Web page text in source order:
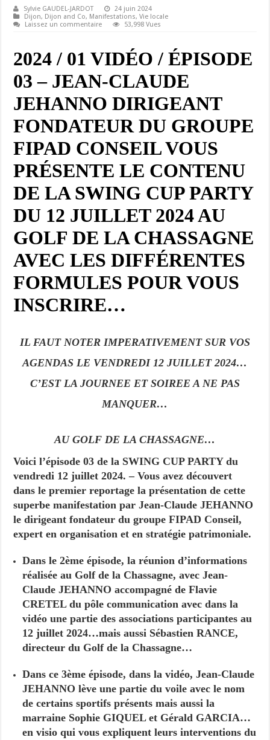
Sylvie GAUDEL-JARDOT
24 juin 2024
Dijon, Dijon and Co, Manifestations,Vie locale
Laissez un commentaire
53,998 Vues
2024 / 01 VIDÉO / ÉPISODE
03 – JEAN-CLAUDE
JEHANNO DIRIGEANT
FONDATEUR DU GROUPE
FIPAD CONSEIL VOUS
PRÉSENTE LE CONTENU
DE LA SWING CUP PARTY
DU 12 JUILLET 2024 AU
GOLF DE LA CHASSAGNE
AVEC LES DIFFÉRENTES
FORMULES POUR VOUS
INSCRIRE…
IL FAUT NOTER IMPERATIVEMENT SUR VOS
AGENDAS LE VENDREDI 12 JUILLET 2024…
C’EST LA JOURNEE ET SOIREE A NE PAS
MANQUER…
AU GOLF DE LA CHASSAGNE…
Voici l’épisode 03 de la SWING CUP PARTY du
vendredi 12 juillet 2024. – Vous avez découvert
dans le premier reportage la présentation de cette
superbe manifestation par Jean-Claude JEHANNO
le dirigeant fondateur du groupe FIPAD Conseil,
expert en organisation et en stratégie patrimoniale.
Dans le 2ème épisode, la réunion d’informations
réalisée au Golf de la Chassagne, avec Jean-
Claude JEHANNO accompagné de Flavie
CRETEL du pôle communication avec dans la
vidéo une partie des associations participantes au
12 juillet 2024…mais aussi Sébastien RANCE,
directeur du Golf de la Chassagne…
Dans ce 3ème épisode, dans la vidéo, Jean-Claude
JEHANNO lève une partie du voile avec le nom
de certains sportifs présents mais aussi la
marraine Sophie GIQUEL et Gérald GARCIA…
en visio qui vous expliquent leurs interventions du